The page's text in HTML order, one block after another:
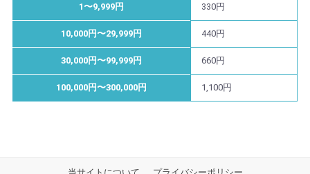
1〜9,999円 330円
10,000円〜29,999円 440円
30,000円〜99,999円 660円
100,000円〜300,000円 1,100円